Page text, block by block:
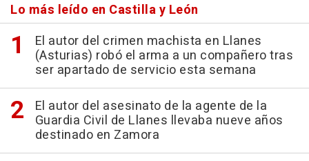
Lo más leído en Castilla y León
El autor del crimen machista en Llanes
(Asturias) robó el arma a un compañero tras
ser apartado de servicio esta semana
El autor del asesinato de la agente de la
Guardia Civil de Llanes llevaba nueve años
destinado en Zamora